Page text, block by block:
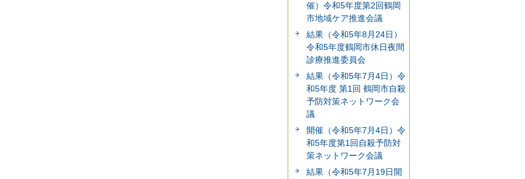
催）令和5年度第2回鶴岡
市地域ケア推進会議
結果（令和5年8月24日）
令和5年度鶴岡市休日夜間
診療推進委員会
結果（令和5年7月4日）令
和5年度 第1回 鶴岡市自殺
予防対策ネットワーク会
議
開催（令和5年7月4日）令
和5年度第1回自殺予防対
策ネットワーク会議
結果（令和5年7月19日開